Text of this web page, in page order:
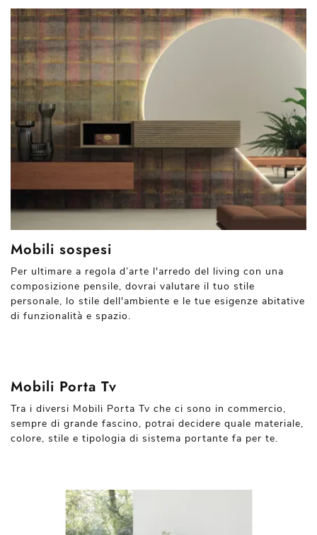
Mobili sospesi
Per ultimare a regola d’arte l'arredo del living con una
composizione pensile, dovrai valutare il tuo stile
personale, lo stile dell'ambiente e le tue esigenze abitative
di funzionalità e spazio.
Mobili Porta Tv
Tra i diversi Mobili Porta Tv che ci sono in commercio,
sempre di grande fascino, potrai decidere quale materiale,
colore, stile e tipologia di sistema portante fa per te.